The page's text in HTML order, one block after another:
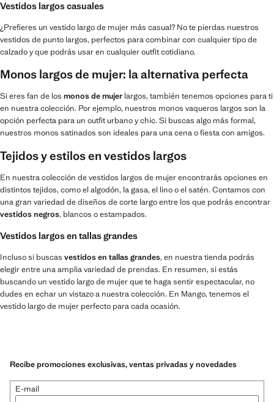
Vestidos largos casuales
¿Prefieres un vestido largo de mujer más casual? No te pierdas nuestros
vestidos de punto largos, perfectos para combinar con cualquier tipo de
calzado y que podrás usar en cualquier outfit cotidiano.
Monos largos de mujer: la alternativa perfecta
Si eres fan de los monos de mujer largos, también tenemos opciones para ti
en nuestra colección. Por ejemplo, nuestros monos vaqueros largos son la
opción perfecta para un outfit urbano y chic. Si buscas algo más formal,
nuestros monos satinados son ideales para una cena o fiesta con amigos.
Tejidos y estilos en vestidos largos
En nuestra colección de vestidos largos de mujer encontrarás opciones en
distintos tejidos, como el algodón, la gasa, el lino o el satén. Contamos con
una gran variedad de diseños de corte largo entre los que podrás encontrar
vestidos negros, blancos o estampados.
Vestidos largos en tallas grandes
Incluso si buscas vestidos en tallas grandes, en nuestra tienda podrás
elegir entre una amplia variedad de prendas. En resumen, si estás
buscando un vestido largo de mujer que te haga sentir espectacular, no
dudes en echar un vistazo a nuestra colección. En Mango, tenemos el
vestido largo de mujer perfecto para cada ocasión.
Recibe promociones exclusivas, ventas privadas y novedades
E-mail